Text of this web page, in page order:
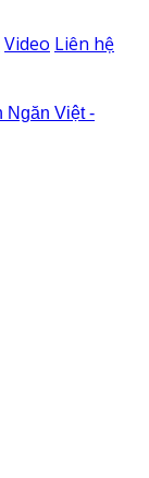
Video Liên hệ